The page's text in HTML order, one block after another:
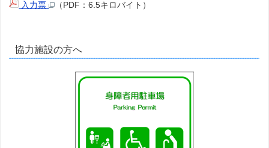
入力票 （PDF：6.5キロバイト）
協力施設の方へ